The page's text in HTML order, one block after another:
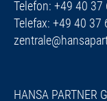
Telefon: +49 40 37
Telefax: +49 40 37
HANSA PARTNER